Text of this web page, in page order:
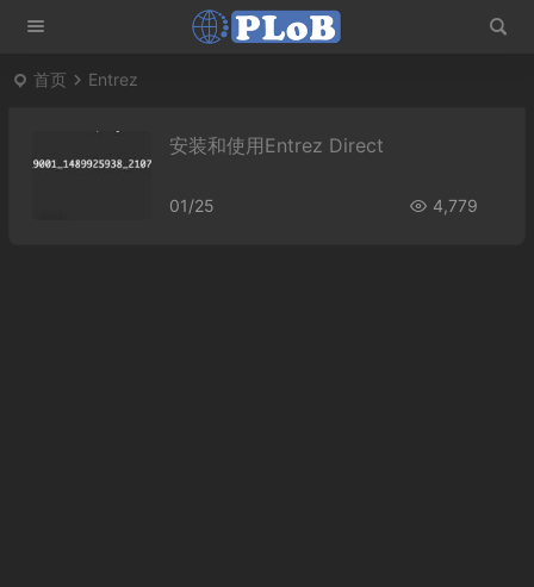
首页 Entrez
安装和使用Entrez Direct
01/25 4,779